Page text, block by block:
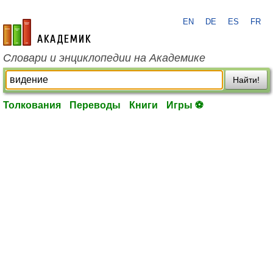
academic.ru
EN DE ES FR
Словари и энциклопедии на Академике
Найти!
Толкования Переводы Книги Игры ⚽